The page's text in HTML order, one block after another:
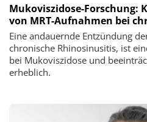
Mukoviszidose-Forschung:
von MRT-Aufnahmen bei
Eine andauernde Entzündung
chronische Rhinosinusitis, ist
bei Mukoviszidose und
erheblich.